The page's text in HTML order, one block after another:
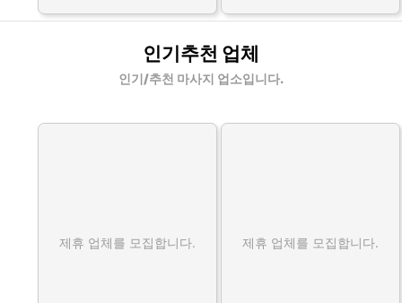
인기추천 업체
인기/추천 마사지 업소입니다.
제휴 업체를 모집합니다. 제휴 업체를 모집합니다.